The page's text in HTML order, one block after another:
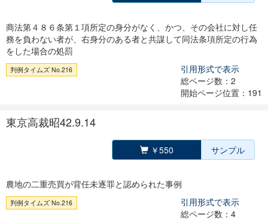
商法第４８６条第１項所定の身分がなく、かつ、その会社に対し任
務を負わない者が、右身分のある者と共謀して同法条項所定の行為
をした場合の処罰
判例タイムズ No.216
引用形式で表示
総ページ数：2
開始ページ位置：191
東京高裁昭42.9.14
￥550 サンプル
農地の二重売買が背任未逐罪と認められた事例
判例タイムズ No.216
引用形式で表示
総ページ数：4